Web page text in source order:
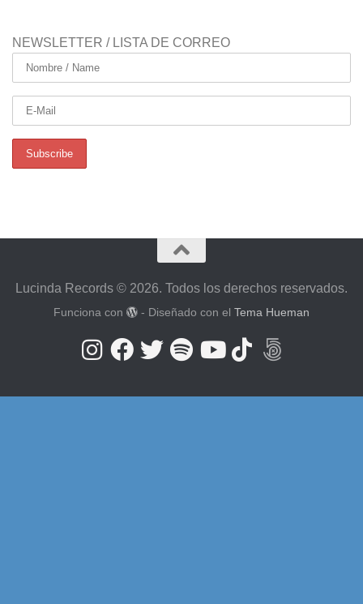
NEWSLETTER / LISTA DE CORREO
Lucinda Records © 2026. Todos los derechos reservados.
Funciona con - Diseñado con el Tema Hueman